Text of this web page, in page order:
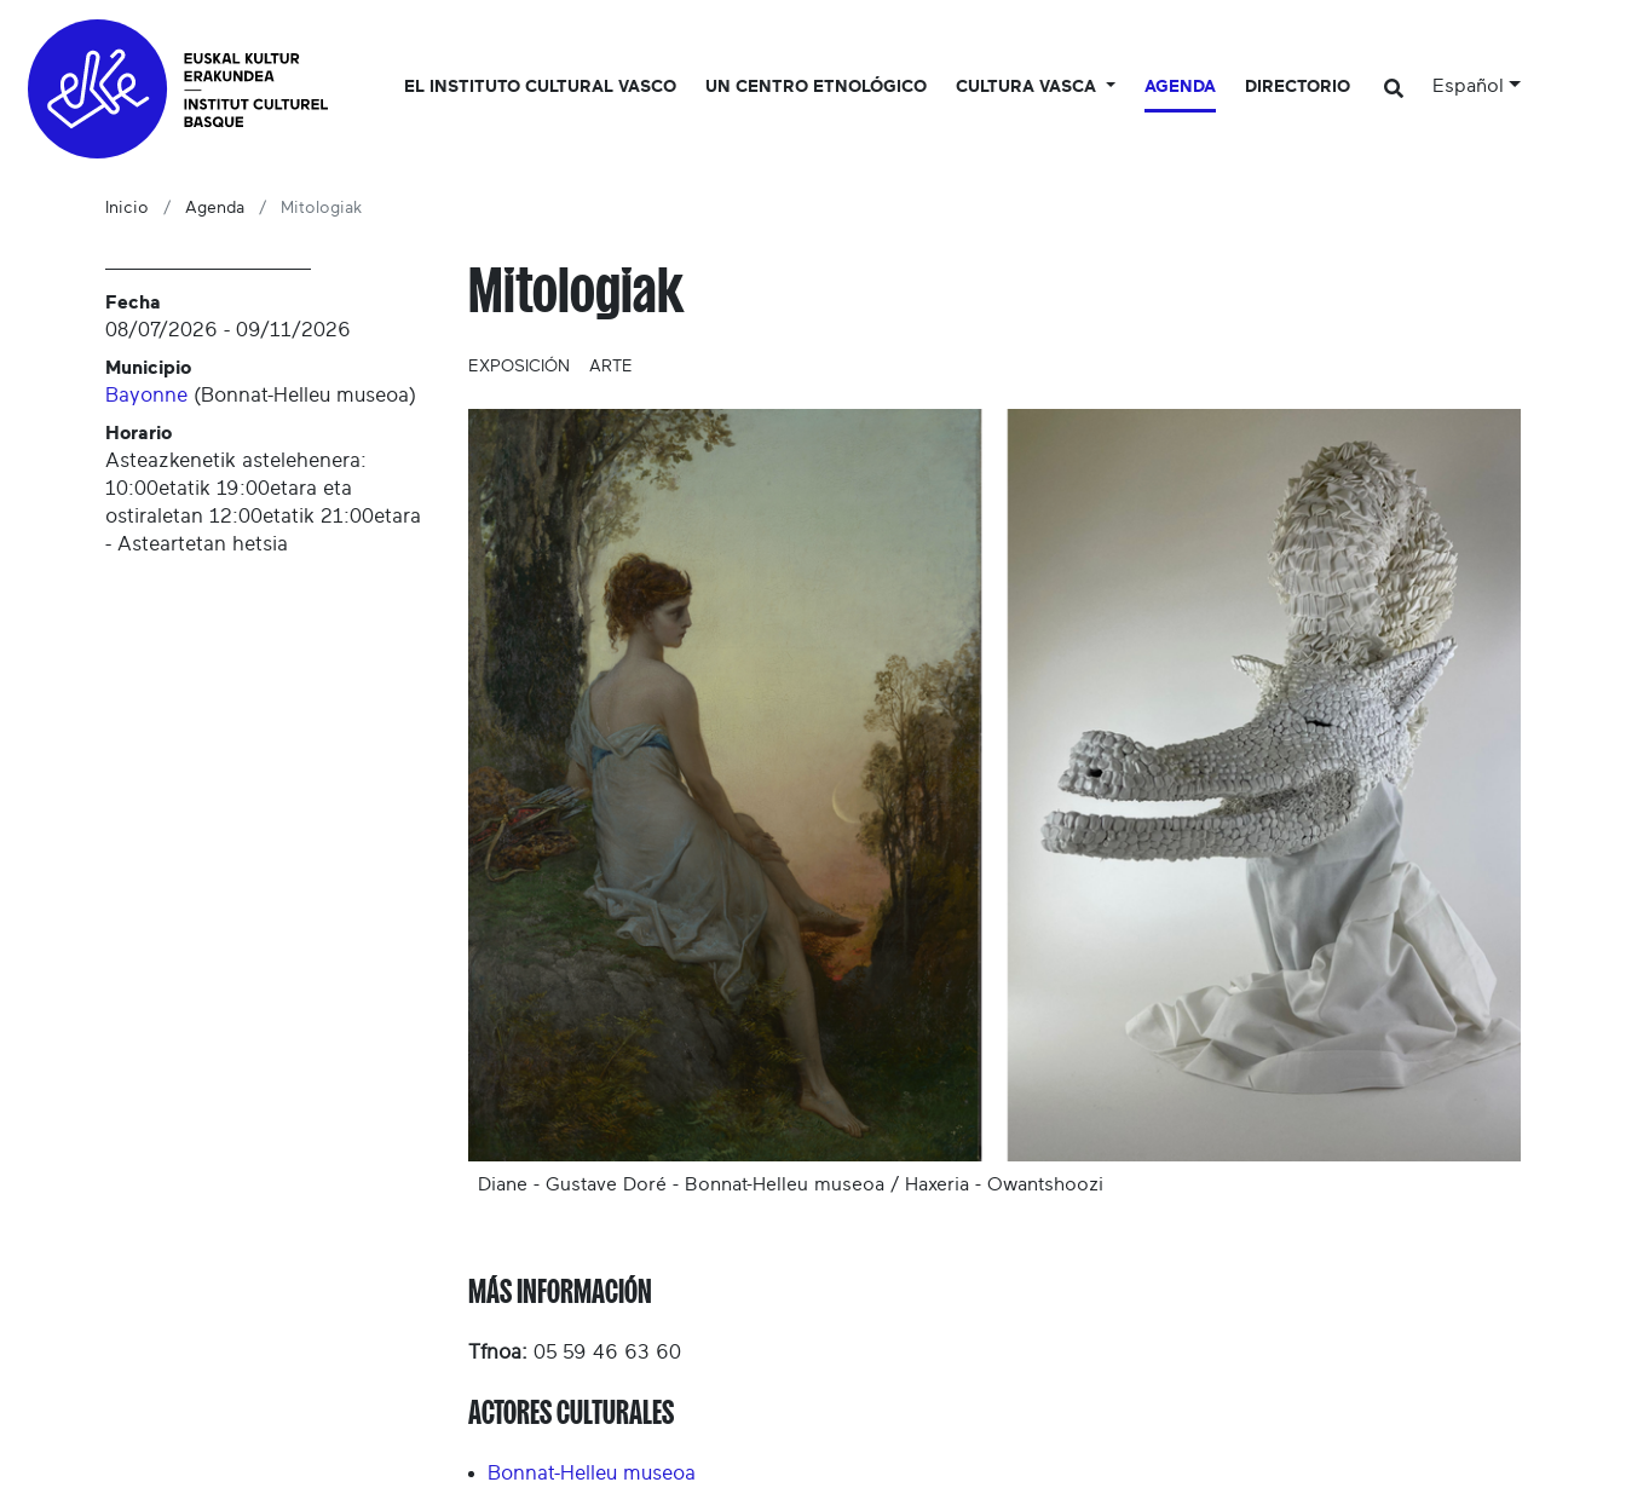
EL INSTITUTO CULTURAL VASCO UN CENTRO ETNOLÓGICO CULTURA VASCA AGENDA DIRECTORIO Español
Inicio Agenda Mitologiak
Fecha
08/07/2026 - 09/11/2026
Municipio
Bayonne (Bonnat-Helleu museoa)
Horario
Asteazkenetik astelehenera:
10:00etatik 19:00etara eta
ostiraletan 12:00etatik 21:00etara
- Asteartetan hetsia
Mitologiak
EXPOSICIÓN ARTE
Diane - Gustave Doré - Bonnat-Helleu museoa / Haxeria - Owantshoozi
MÁS INFORMACIÓN
Tfnoa: 05 59 46 63 60
ACTORES CULTURALES
Bonnat-Helleu museoa